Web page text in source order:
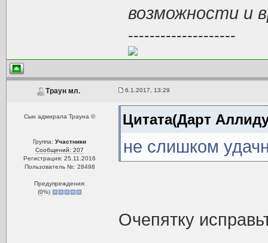
возможности и
--------------------
Траун мл. 6.1.2017, 13:29
Сын адмирала Трауна ©
Группа:Участники
Сообщений: 207
Регистрация: 25.11.2016
Пользователь №: 28498
Предупреждения:
(0%)
Цитата(Дарт
не слишком
Очепятку